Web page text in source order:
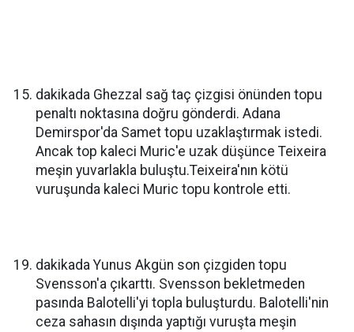
dakikada Ghezzal sağ taç çizgisi önünden topu
penaltı noktasına doğru gönderdi. Adana
Demirspor'da Samet topu uzaklaştırmak istedi.
Ancak top kaleci Muric'e uzak düşünce Teixeira
meşin yuvarlakla buluştu.Teixeira'nın kötü
vuruşunda kaleci Muric topu kontrole etti.
dakikada Yunus Akgün son çizgiden topu
Svensson'a çıkarttı. Svensson bekletmeden
pasında Balotelli'yi topla buluşturdu. Balotelli'nin
ceza sahasın dışında yaptığı vuruşta meşin